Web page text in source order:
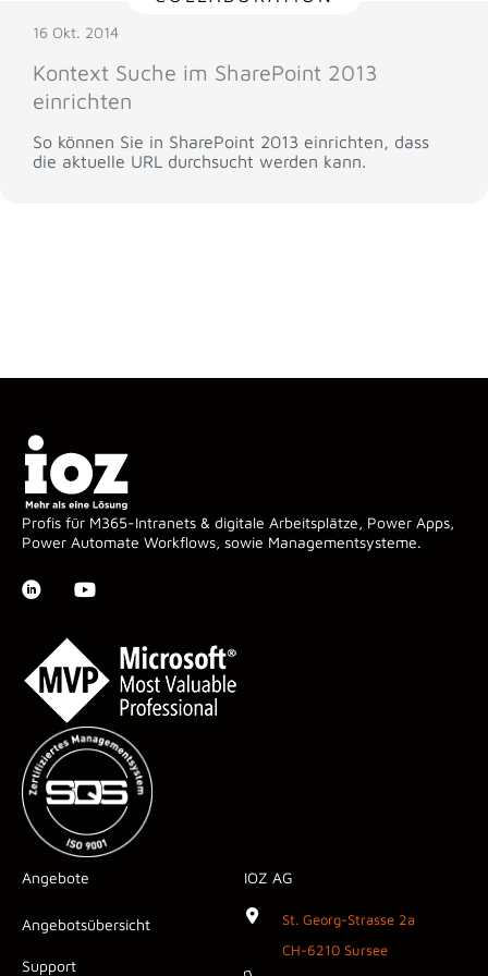
16 Okt. 2014
Kontext Suche im SharePoint 2013
einrichten
So können Sie in SharePoint 2013 einrichten, dass
die aktuelle URL durchsucht werden kann.
Profis für M365-Intranets & digitale Arbeitsplätze, Power Apps,
Power Automate Workflows, sowie Managementsysteme.
Angebote
Angebotsübersicht
Support
IOZ AG
St. Georg-Strasse 2a
CH-6210 Sursee